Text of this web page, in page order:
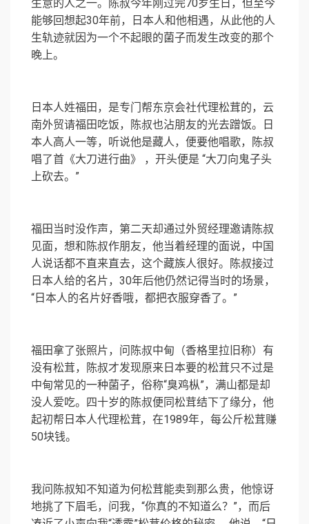
生意的人之一。陈叔今年刚过完70岁生日，但至今
能够回想起30年前，日本人和他相遇，从此他的人
生轨迹就因为一个不起眼的菌子而发生改变的那个
晚上。
日本人姓福田，是专门帮东京会社代理松茸的，云
南外贸请福田吃饭，陈叔也沾朋友的光去蹭饭。日
本人高人一等，听说他是藏人，便要他唱歌，陈叔
唱了首《大刀进行曲》 ，开头便是 “大刀向鬼子头
上砍去。”
福田当时没作声，第二天却通过外贸经理邀请陈叔
见面，想和陈叔作朋友，他当着经理的面说，中国
人说话都不直来直去，这个藏族人很好。陈叔接过
日本人给的名片，30年后他仍然记得当时的场景，
“日本人的名片好香哦，都把衣服穿香了。”
福田拿了张照片，问陈叔中甸（香格里拉旧称）有
没有松茸，陈叔才发现原来日本要的松茸只不过是
中甸常见的一种菌子，俗称“臭鸡枞”，满山都是却
没人爱吃。四十岁的陈叔便同松茸结下了缘分，他
起初帮日本人代理松茸，在1989年，每公斤松茸赚
50块钱。
我问陈叔知不知道为何松茸能卖到那么贵，他惊讶
地挑了下眉毛，问我，“你真的不知道么？”，而后